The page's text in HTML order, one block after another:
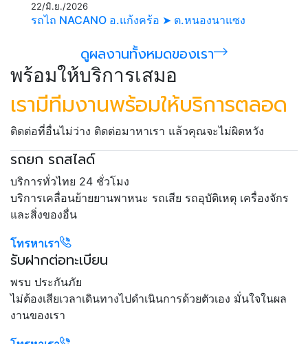
22/มิ.ย./2026
รถไถ NACANO อ.แก้งคร้อ ➤ ต.หนองนาแซง
ดูผลงานทั้งหมดของเรา
พร้อมให้บริการเสมอ
เรามีทีมงานพร้อมให้บริการตลอด
ติดต่อที่อื่นไม่ว่าง ติดต่อมาหาเรา แล้วคุณจะไม่ผิดหวัง
รถยก รถสไลด์
บริการทั่วไทย 24 ชั่วโมง
บริการเคลื่อนย้ายยานพาหนะ รถเสีย รถอุบัติเหตุ เครื่องจักร
และสิ่งของอื่น
โทรหาเรา
รับฝากต่อทะเบียน
พรบ ประกันภัย
ไม่ต้องเสียเวลาเดินทางไปดำเนินการด้วยตัวเอง มั่นใจในผล
งานของเรา